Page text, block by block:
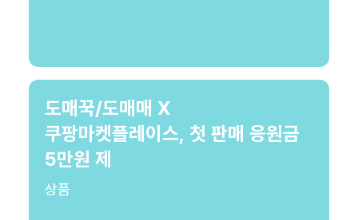
도매꾹/도매매 X
쿠팡마켓플레이스, 첫 판매 응원금
5만원 제
상품